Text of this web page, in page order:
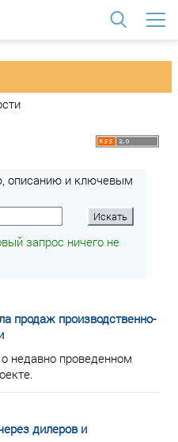
описанию и ключевым
запрос ничего не
продаж производственно-
недавно проведенном
дилеров и